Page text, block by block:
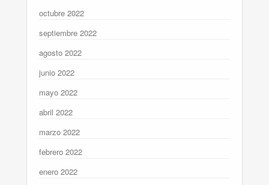
octubre 2022
septiembre 2022
agosto 2022
junio 2022
mayo 2022
abril 2022
marzo 2022
febrero 2022
enero 2022